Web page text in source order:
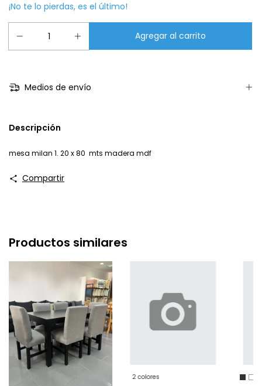
¡No te lo pierdas, es el último!
Medios de envío
Descripción
mesa milan 1. 20 x 80 mts madera mdf
Compartir
Productos similares
2 colores